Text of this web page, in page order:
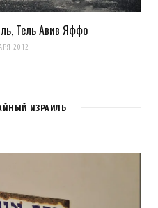
Тель Авив Яффо
2012
ИЗРАИЛЬ